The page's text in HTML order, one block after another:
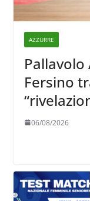
AZZURRE
Pallavolo
Fersino
Volleyball
06/08/2026